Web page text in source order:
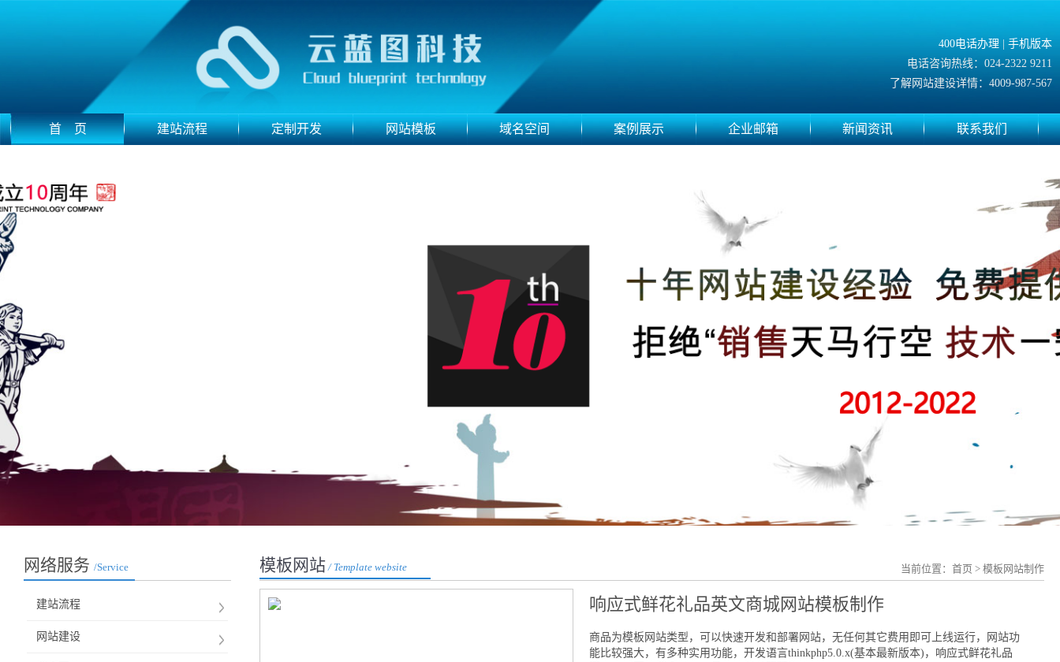
400电话办理
手机版本
电话咨询热线：024-2322 9211
了解网站建设详情：4009-987-567
首 页 建站流程 定制开发 网站模板 域名空间 案例展示 企业邮箱 新闻资讯 联系我们
网络服务 /Service
建站流程
网站建设
模板网站/ Template website 当前位置： 首页 > 模板网站制作
响应式鲜花礼品英文商城网站模板制作
商品为模板网站类型，可以快速开发和部署网站，无任何其它费用即可上线运行，网站功
能比较强大，有多种实用功能，开发语言thinkphp5.0.x(基本最新版本)，响应式鲜花礼品